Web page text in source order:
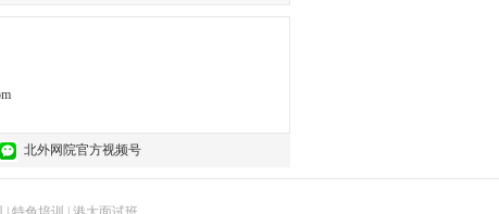
北外网院官方视频号